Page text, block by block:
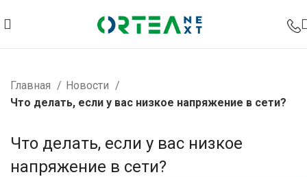
Главная
Новости
Что делать, если у вас низкое напряжение в сети?
Что делать, если у вас низкое
напряжение в сети?